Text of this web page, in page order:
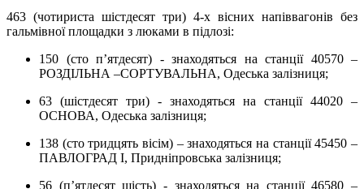
463 (чотириста шістдесят три) 4-х вісних напіввагонів без
гальмівної площадки з люками в підлозі:
150 (сто п’ятдесят) - знаходяться на станції 40570 –
РОЗДІЛЬНА –СОРТУВАЛЬНА, Одеська залізниця;
63 (шістдесят три) - знаходяться на станції 44020 –
ОСНОВА, Одеська залізниця;
138 (сто тридцять вісім) – знаходяться на станції 45450 –
ПАВЛОГРАД І, Придніпровська залізниця;
56 (п’ятдесят шість) - знаходяться на станції 46580 –